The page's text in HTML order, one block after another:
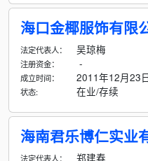
海口金椰服饰有限
法定代表人： 吴琼梅
注册资金： -
成立时间： 2011年12月23
状态: 在业/存续
海南君乐博仁实业
法定代表人： 郑建春